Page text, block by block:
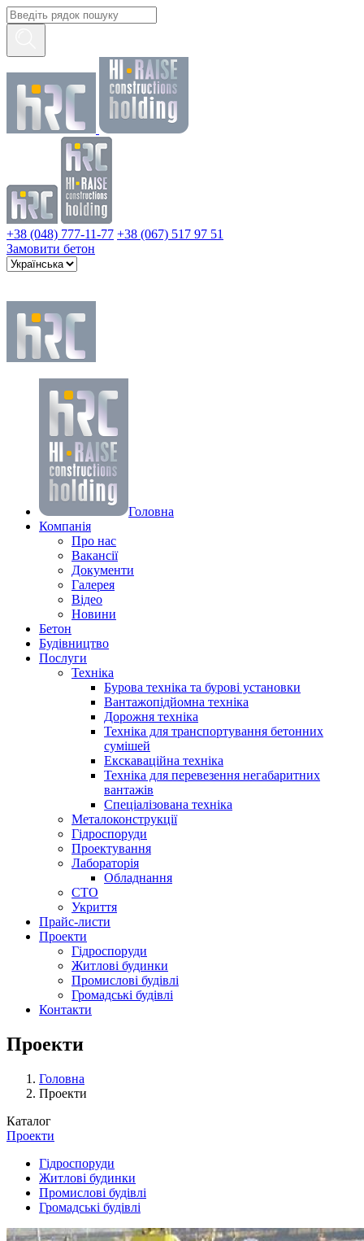
+38 (048) 777-11-77 +38 (067) 517 97 51
Замовити бетон
Головна
Компанiя
Про нас
Вакансії
Документи
Галерея
Вiдео
Новини
Бетон
Будівництво
Послуги
Техніка
Бурова техніка та бурові установки
Вантажопідйомна техніка
Дорожня техніка
Техніка для транспортування бетонних
сумішей
Екскаваційна техніка
Техніка для перевезення негабаритних
вантажів
Спеціалізована техніка
Металоконструкції
Гідроспоруди
Проектування
Лабораторія
Обладнання
СТО
Укриття
Прайс-листи
Проекти
Гiдроспоруди
Житлові будинки
Промислові будівлі
Громадські будівлі
Контакти
Проекти
Головна
Проекти
Каталог
Проекти
Гiдроспоруди
Житлові будинки
Промислові будівлі
Громадські будівлі